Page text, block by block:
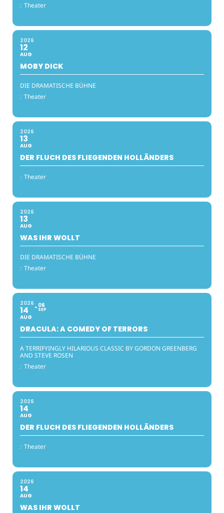
: Theater
2026
12
AUG
MOBY DICK
DIE DRAMATISCHE BÜHNE
: Theater
2026
13
AUG
DER FLUCH DES FLIEGENDEN HOLLÄNDERS
: Theater
2026
13
AUG
WAS IHR WOLLT
DIE DRAMATISCHE BÜHNE
: Theater
2026
14
AUG
06
SEP
DRACULA: A COMEDY OF TERRORS
A TERRIFYINGLY HILARIOUS CLASSIC BY GORDON GREENBERG
AND STEVE ROSEN
: Theater
2026
14
AUG
DER FLUCH DES FLIEGENDEN HOLLÄNDERS
: Theater
2026
14
AUG
WAS IHR WOLLT